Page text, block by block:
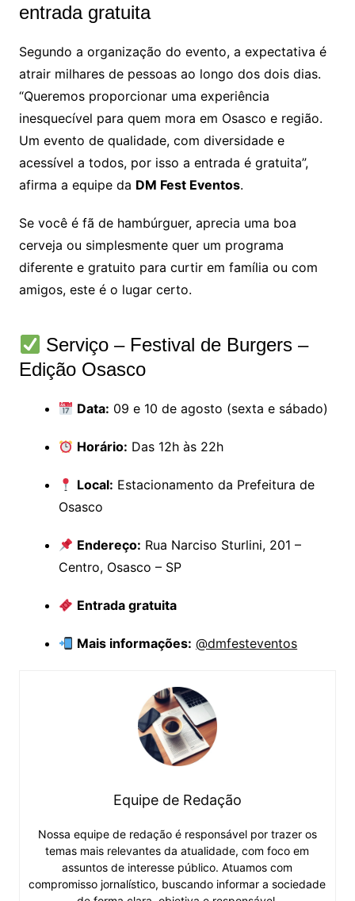
entrada gratuita
Segundo a organização do evento, a expectativa é
atrair milhares de pessoas ao longo dos dois dias.
“Queremos proporcionar uma experiência
inesquecível para quem mora em Osasco e região.
Um evento de qualidade, com diversidade e
acessível a todos, por isso a entrada é gratuita”,
afirma a equipe da DM Fest Eventos.
Se você é fã de hambúrguer, aprecia uma boa
cerveja ou simplesmente quer um programa
diferente e gratuito para curtir em família ou com
amigos, este é o lugar certo.
Serviço – Festival de Burgers –
Edição Osasco
Data: 09 e 10 de agosto (sexta e sábado)
Horário: Das 12h às 22h
Local: Estacionamento da Prefeitura de
Osasco
Endereço: Rua Narciso Sturlini, 201 –
Centro, Osasco – SP
Entrada gratuita
Mais informações: @dmfesteventos
Equipe de Redação
Nossa equipe de redação é responsável por trazer os
temas mais relevantes da atualidade, com foco em
assuntos de interesse público. Atuamos com
compromisso jornalístico, buscando informar a sociedade